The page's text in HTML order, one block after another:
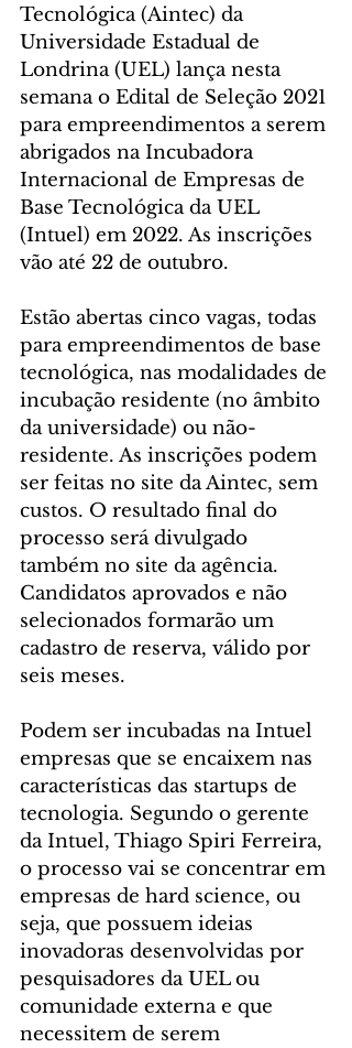
Tecnológica (Aintec) da
Universidade Estadual de
Londrina (UEL) lança nesta
semana o Edital de Seleção 2021
para empreendimentos a serem
abrigados na Incubadora
Internacional de Empresas de
Base Tecnológica da UEL
(Intuel) em 2022. As inscrições
vão até 22 de outubro.
Estão abertas cinco vagas, todas
para empreendimentos de base
tecnológica, nas modalidades de
incubação residente (no âmbito
da universidade) ou não-
residente. As inscrições podem
ser feitas no site da Aintec, sem
custos. O resultado final do
processo será divulgado
também no site da agência.
Candidatos aprovados e não
selecionados formarão um
cadastro de reserva, válido por
seis meses.
Podem ser incubadas na Intuel
empresas que se encaixem nas
características das startups de
tecnologia. Segundo o gerente
da Intuel, Thiago Spiri Ferreira,
o processo vai se concentrar em
empresas de hard science, ou
seja, que possuem ideias
inovadoras desenvolvidas por
pesquisadores da UEL ou
comunidade externa e que
necessitem de serem